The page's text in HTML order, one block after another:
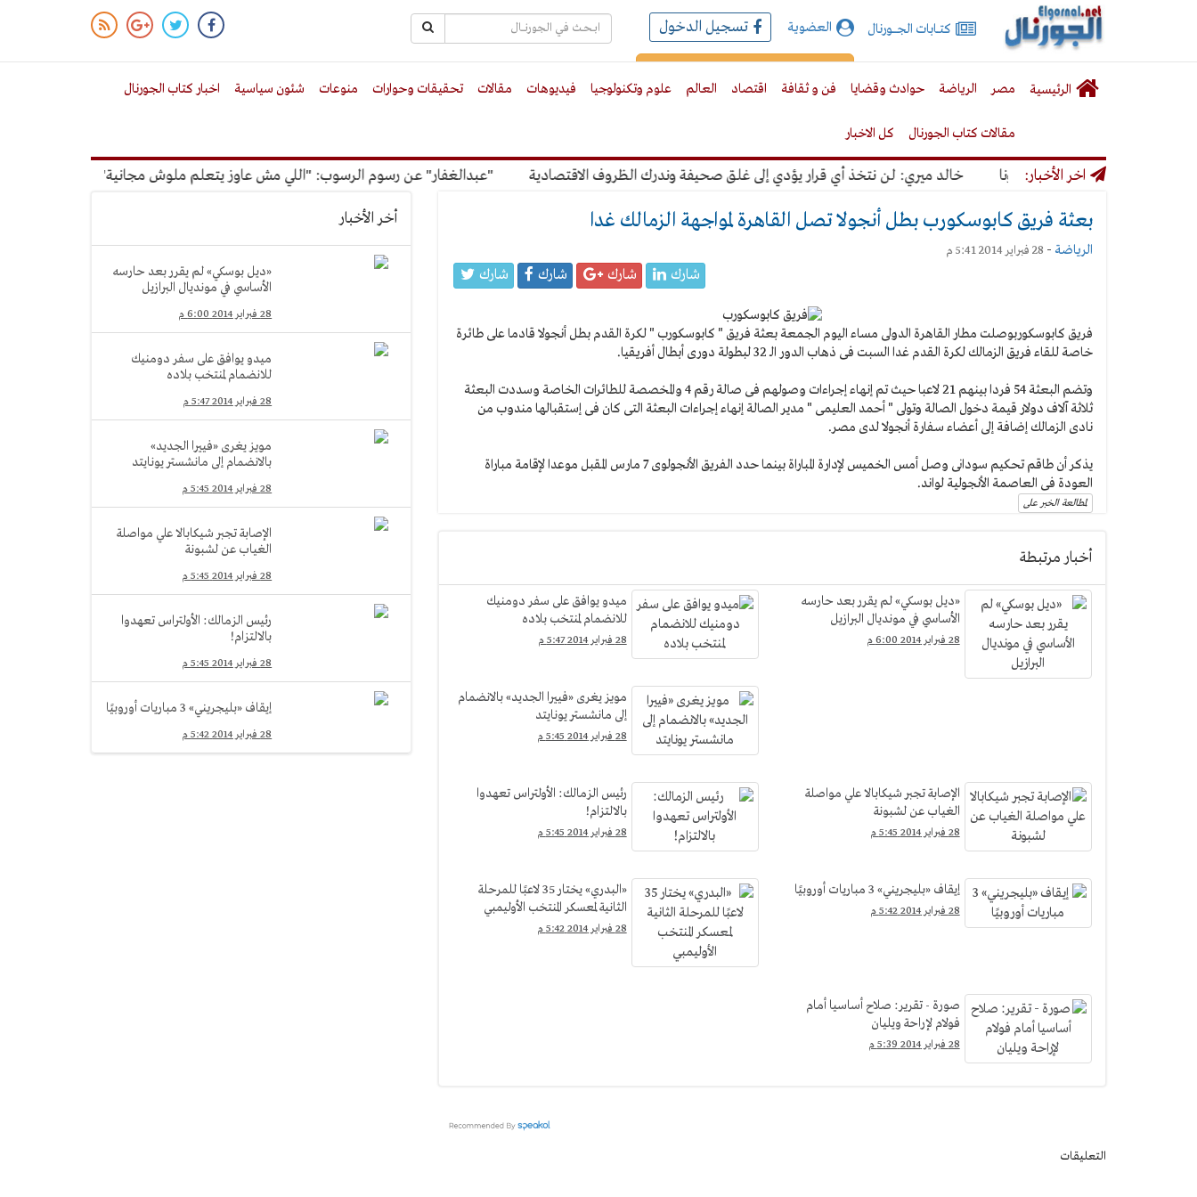
الجورنال
نت
كتـــابات الجـــــورنال العضوية تسجيل الدخول
الرئيسية مصر الرياضة حوادث وقضايا فن و ثقافة اقتصاد العالم علوم وتكنولوجيا فيديوهات مقالات تحقيقات وحوارات منوعات شئون سياسية اخبار كتاب الجورنال
مقالات كتاب الجورنال كل الاخبار
اخر الأخبار: خالد ميري: لن نتخذ أي قرار يؤدي إلى غلق صحيفة وندرك الظروف الاقتصادية "عبدالغفار" عن رسوم الرسوب: "اللي مش عاوز يتعلم ملوش مجانية"
بعثة فريق كابوسكورب بطل أنجولا تصل القاهرة لمواجهة الزمالك غدا
الرياضة - 28 فبراير 2014 5:41 م
شارك شارك شارك شارك
فريق كابوسكوربوصلت مطار القاهرة الدولى مساء اليوم الجمعة بعثة فريق " كابوسكورب " لكرة القدم بطل أنجولا قادما على طائرة
خاصة للقاء فريق الزمالك لكرة القدم غدا السبت فى ذهاب الدور الـ 32 لبطولة دورى أبطال أفريقيا.
وتضم البعثة 54 فردا بينهم 21 لاعبا حيث تم إنهاء إجراءات وصولهم فى صالة رقم 4 والمخصصة للطائرات الخاصة وسددت البعثة
ثلاثة آلاف دولار قيمة دخول الصالة وتولى " أحمد العليمى " مدير الصالة إنهاء إجراءات البعثة التى كان فى إستقبالها مندوب من
نادى الزمالك إضافة إلى أعضاء سفارة أنجولا لدى مصر.
يذكر أن طاقم تحكيم سودانى وصل أمس الخميس لإدارة المباراة بينما حدد الفريق الأنجولوى 7 مارس المقبل موعدا لإقامة مباراة
العودة فى العاصمة الأنجولية لواند.
لمطالعة الخبر على
أخبار مرتبطة
«ديل بوسكي» لم يقرر بعد حارسه
الأساسي في مونديال البرازيل
28 فبراير 2014 6:00 م
ميدو يوافق على سفر دومنيك
للانضمام لمنتخب بلاده
28 فبراير 2014 5:47 م
مويز يغرى «فييرا الجديد» بالانضمام
إلى مانشستر يونايتد
28 فبراير 2014 5:45 م
الإصابة تجبر شيكابالا علي مواصلة
الغياب عن لشبونة
28 فبراير 2014 5:45 م
رئيس الزمالك: الأولتراس تعهدوا
بالالتزام!
28 فبراير 2014 5:45 م
إيقاف «بليجريني» 3 مباريات أوروبيًا
28 فبراير 2014 5:42 م
«البدري» يختار 35 لاعبًا للمرحلة
الثانية لمعسكر المنتخب الأوليمبي
28 فبراير 2014 5:42 م
صورة - تقرير: صلاح أساسيا أمام
فولام لإراحة ويليان
28 فبراير 2014 5:39 م
أخر الأخبار
«ديل بوسكي» لم يقرر بعد حارسه
الأساسي في مونديال البرازيل
28 فبراير 2014 6:00 م
ميدو يوافق على سفر دومنيك
للانضمام لمنتخب بلاده
28 فبراير 2014 5:47 م
مويز يغرى «فييرا الجديد»
بالانضمام إلى مانشستر يونايتد
28 فبراير 2014 5:45 م
الإصابة تجبر شيكابالا علي مواصلة
الغياب عن لشبونة
28 فبراير 2014 5:45 م
رئيس الزمالك: الأولتراس تعهدوا
بالالتزام!
28 فبراير 2014 5:45 م
إيقاف «بليجريني» 3 مباريات أوروبيًا
28 فبراير 2014 5:42 م
التعليقات